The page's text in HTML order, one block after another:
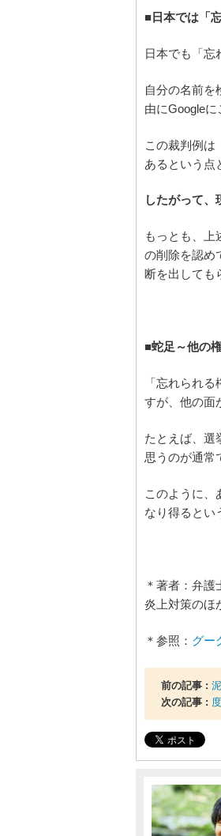
■日本では「
日本でも「忘
自分の名前を
由にGoogle
この裁判例は
あるという点
したがって、
もっとも、上
の削除を認め
断を出しても
■蛇足～他の
「忘れられ
すが、他の面
たとえば、選
思うのが通常
このように、
なり得るとい
＊著者：弁護
炎上対策のほ
＊参照： グー
前の記事 :
次の記事 :